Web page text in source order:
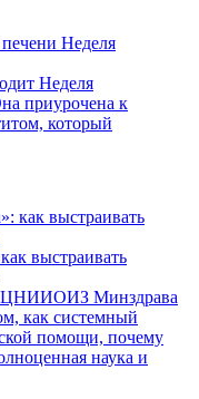
Неделя
Неделя
приурочена к
который
выстраивать
ЦНИИОИЗ Минздрава
как системный
помощи, почему
наука и